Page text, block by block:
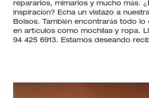
repararlos, mimarlos y mucho más.
inspiración? Echa un vistazo a
Bolsos. También encontrarás todo lo
en artículos como mochilas y ropa.
94 425 6913. Estamos deseando